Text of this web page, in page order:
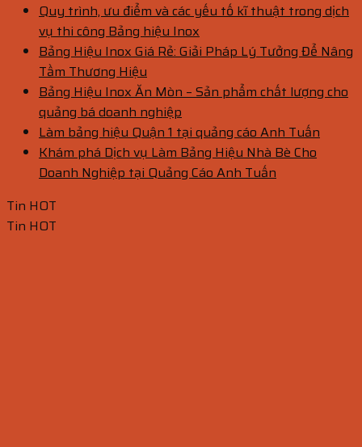
Quy trình, ưu điểm và các yếu tố kĩ thuật trong dịch
vụ thi công Bảng hiệu Inox
Bảng Hiệu Inox Giá Rẻ: Giải Pháp Lý Tưởng Để Nâng
Tầm Thương Hiệu
Bảng Hiệu Inox Ăn Mòn – Sản phẩm chất lượng cho
quảng bá doanh nghiệp
Làm bảng hiệu Quận 1 tại quảng cáo Anh Tuấn
Khám phá Dịch vụ Làm Bảng Hiệu Nhà Bè Cho
Doanh Nghiệp tại Quảng Cáo Anh Tuấn
Tin HOT
Tin HOT